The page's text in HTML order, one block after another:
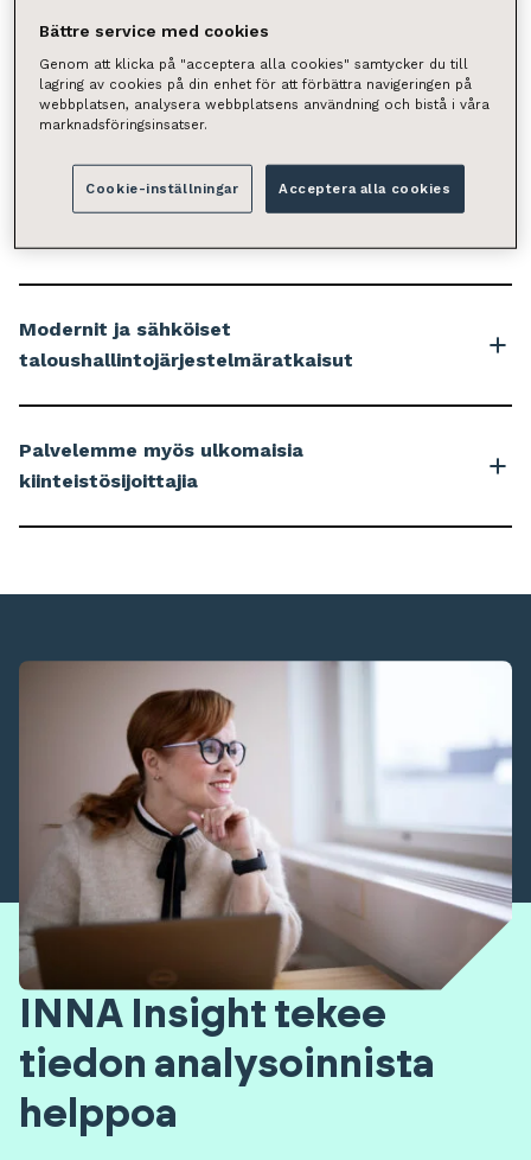
Modernit ja sähköiset
taloushallintojärjestelmäratkaisut
Palvelemme myös ulkomaisia
kiinteistösijoittajia
INNA Insight tekee
tiedon analysoinnista
helppoa
Bättre service med cookies
Genom att klicka på "acceptera alla cookies" samtycker du till
lagring av cookies på din enhet för att förbättra navigeringen på
webbplatsen, analysera webbplatsens användning och bistå i våra
marknadsföringsinsatser.
Cookie-inställningar Acceptera alla cookies